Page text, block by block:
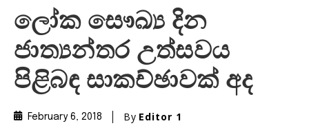
ලෝක සෞඛ්‍ය දින
ජාත්‍යන්තර උත්සවය
පිළිබඳ සාකච්ඡාවක් අද
February 6, 2018 By Editor 1